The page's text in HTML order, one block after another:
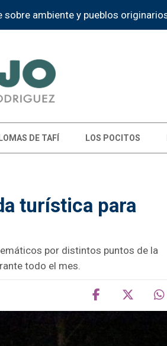
"Cuidarse para enseñar"
LOMAS DE TAFÍ LOS POCITOS
turística para
por distintos puntos de la
todo el mes.